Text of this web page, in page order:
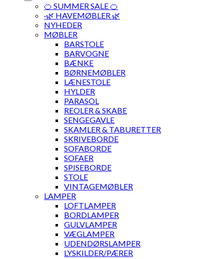
🍊 SUMMER SALE 🍊
·🌿 HAVEMØBLER 🌿
NYHEDER
MØBLER
BARSTOLE
BARVOGNE
BÆNKE
BØRNEMØBLER
LÆNESTOLE
HYLDER
PARASOL
REOLER & SKABE
SENGEGAVLE
SKAMLER & TABURETTER
SKRIVEBORDE
SOFABORDE
SOFAER
SPISEBORDE
STOLE
VINTAGEMØBLER
LAMPER
LOFTLAMPER
BORDLAMPER
GULVLAMPER
VÆGLAMPER
UDENDØRSLAMPER
LYSKILDER/PÆRER